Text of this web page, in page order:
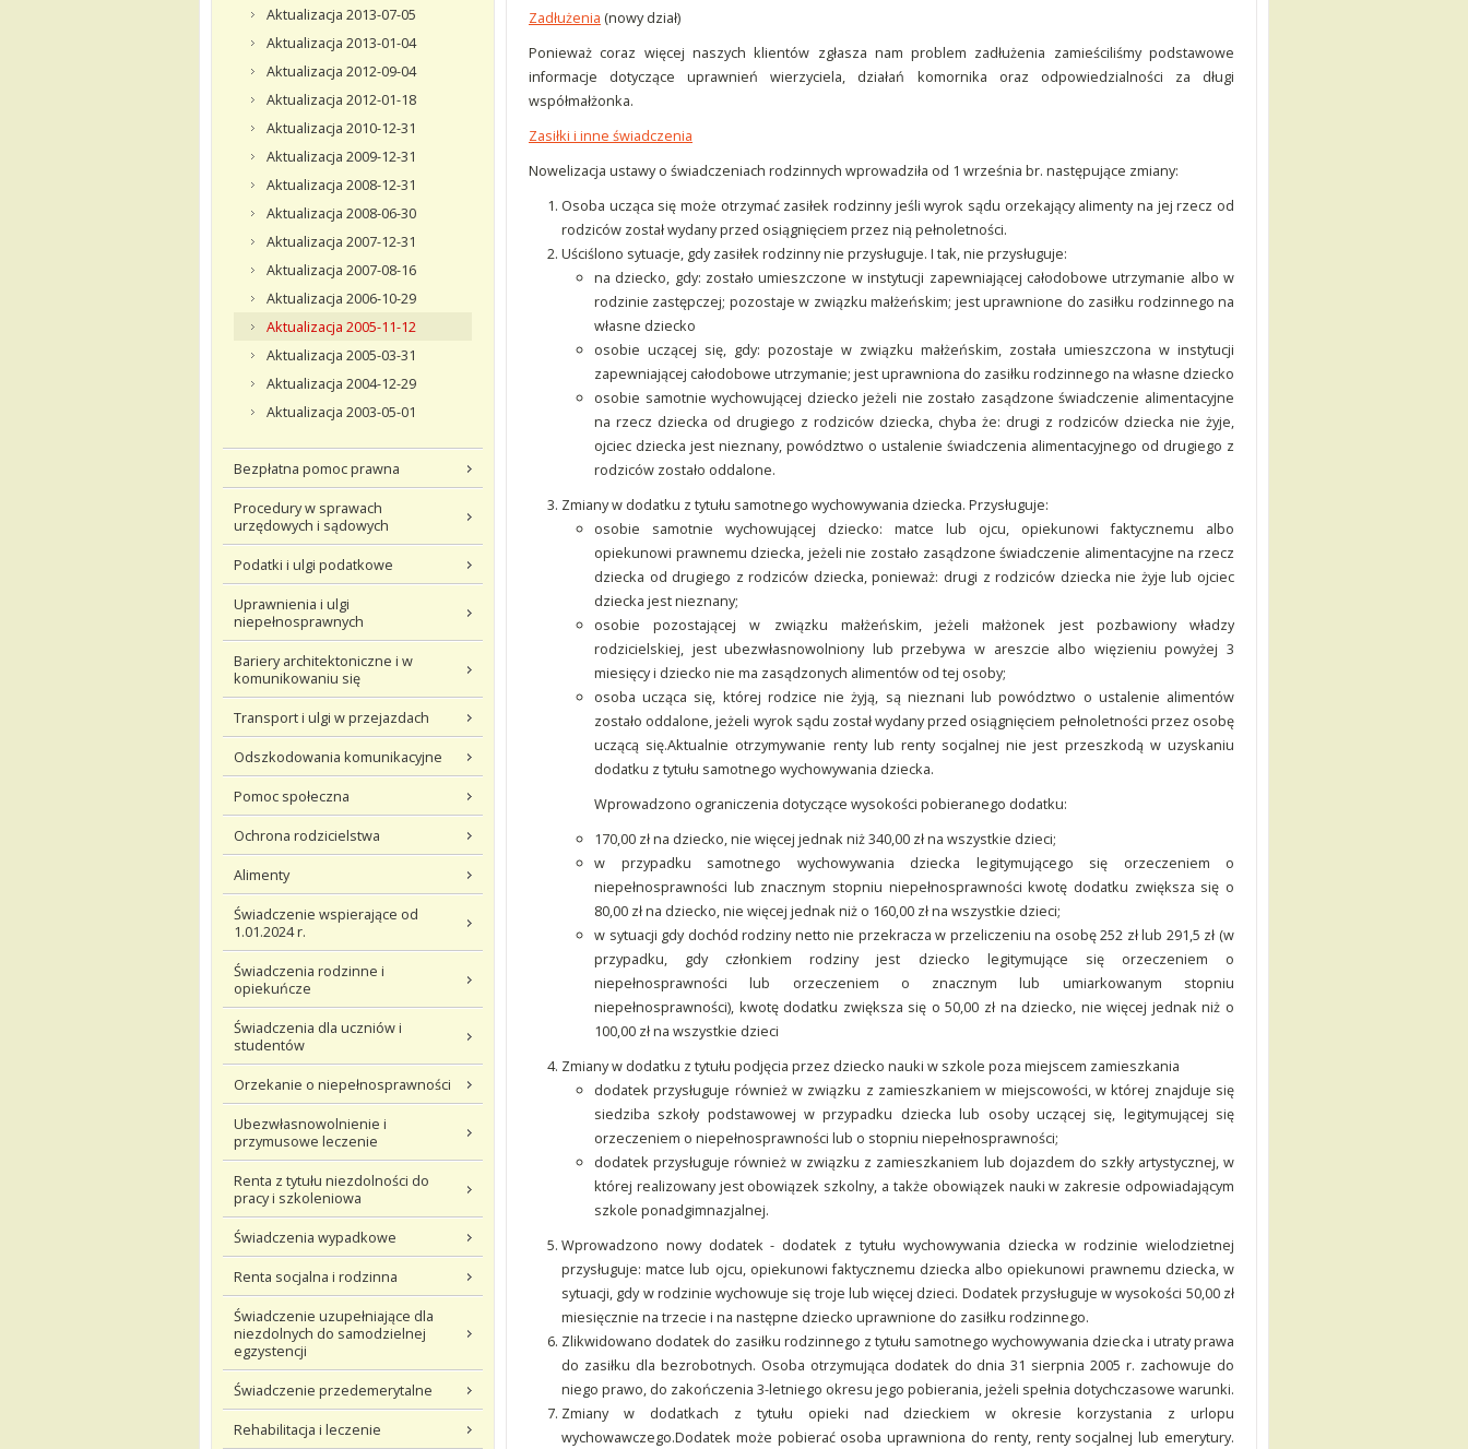
Aktualizacja 2013-07-05
Aktualizacja 2013-01-04
Aktualizacja 2012-09-04
Aktualizacja 2012-01-18
Aktualizacja 2010-12-31
Aktualizacja 2009-12-31
Aktualizacja 2008-12-31
Aktualizacja 2008-06-30
Aktualizacja 2007-12-31
Aktualizacja 2007-08-16
Aktualizacja 2006-10-29
Aktualizacja 2005-11-12
Aktualizacja 2005-03-31
Aktualizacja 2004-12-29
Aktualizacja 2003-05-01
Bezpłatna pomoc prawna
Procedury w sprawach
urzędowych i sądowych
Podatki i ulgi podatkowe
Uprawnienia i ulgi
niepełnosprawnych
Bariery architektoniczne i w
komunikowaniu się
Transport i ulgi w przejazdach
Odszkodowania komunikacyjne
Pomoc społeczna
Ochrona rodzicielstwa
Alimenty
Świadczenie wspierające od
1.01.2024 r.
Świadczenia rodzinne i
opiekuńcze
Świadczenia dla uczniów i
studentów
Orzekanie o niepełnosprawności
Ubezwłasnowolnienie i
przymusowe leczenie
Renta z tytułu niezdolności do
pracy i szkoleniowa
Świadczenia wypadkowe
Renta socjalna i rodzinna
Świadczenie uzupełniające dla
niezdolnych do samodzielnej
egzystencji
Świadczenie przedemerytalne
Rehabilitacja i leczenie
Zadłużenia (nowy dział)
Ponieważ coraz więcej naszych klientów zgłasza nam problem zadłużenia zamieściliśmy podstawowe
informacje dotyczące uprawnień wierzyciela, działań komornika oraz odpowiedzialności za długi
współmałżonka.
Zasiłki i inne świadczenia
Nowelizacja ustawy o świadczeniach rodzinnych wprowadziła od 1 września br. następujące zmiany:
Osoba ucząca się może otrzymać zasiłek rodzinny jeśli wyrok sądu orzekający alimenty na jej rzecz od
rodziców został wydany przed osiągnięciem przez nią pełnoletności.
Uściślono sytuacje, gdy zasiłek rodzinny nie przysługuje. I tak, nie przysługuje:
na dziecko, gdy: zostało umieszczone w instytucji zapewniającej całodobowe utrzymanie albo w
rodzinie zastępczej; pozostaje w związku małżeńskim; jest uprawnione do zasiłku rodzinnego na
własne dziecko
osobie uczącej się, gdy: pozostaje w związku małżeńskim, została umieszczona w instytucji
zapewniającej całodobowe utrzymanie; jest uprawniona do zasiłku rodzinnego na własne dziecko
osobie samotnie wychowującej dziecko jeżeli nie zostało zasądzone świadczenie alimentacyjne
na rzecz dziecka od drugiego z rodziców dziecka, chyba że: drugi z rodziców dziecka nie żyje,
ojciec dziecka jest nieznany, powództwo o ustalenie świadczenia alimentacyjnego od drugiego z
rodziców zostało oddalone.
Zmiany w dodatku z tytułu samotnego wychowywania dziecka. Przysługuje:
osobie samotnie wychowującej dziecko: matce lub ojcu, opiekunowi faktycznemu albo
opiekunowi prawnemu dziecka, jeżeli nie zostało zasądzone świadczenie alimentacyjne na rzecz
dziecka od drugiego z rodziców dziecka, ponieważ: drugi z rodziców dziecka nie żyje lub ojciec
dziecka jest nieznany;
osobie pozostającej w związku małżeńskim, jeżeli małżonek jest pozbawiony władzy
rodzicielskiej, jest ubezwłasnowolniony lub przebywa w areszcie albo więzieniu powyżej 3
miesięcy i dziecko nie ma zasądzonych alimentów od tej osoby;
osoba ucząca się, której rodzice nie żyją, są nieznani lub powództwo o ustalenie alimentów
zostało oddalone, jeżeli wyrok sądu został wydany przed osiągnięciem pełnoletności przez osobę
uczącą się.Aktualnie otrzymywanie renty lub renty socjalnej nie jest przeszkodą w uzyskaniu
dodatku z tytułu samotnego wychowywania dziecka.
Wprowadzono ograniczenia dotyczące wysokości pobieranego dodatku:
170,00 zł na dziecko, nie więcej jednak niż 340,00 zł na wszystkie dzieci;
w przypadku samotnego wychowywania dziecka legitymującego się orzeczeniem o
niepełnosprawności lub znacznym stopniu niepełnosprawności kwotę dodatku zwiększa się o
80,00 zł na dziecko, nie więcej jednak niż o 160,00 zł na wszystkie dzieci;
w sytuacji gdy dochód rodziny netto nie przekracza w przeliczeniu na osobę 252 zł lub 291,5 zł (w
przypadku, gdy członkiem rodziny jest dziecko legitymujące się orzeczeniem o
niepełnosprawności lub orzeczeniem o znacznym lub umiarkowanym stopniu
niepełnosprawności), kwotę dodatku zwiększa się o 50,00 zł na dziecko, nie więcej jednak niż o
100,00 zł na wszystkie dzieci
Zmiany w dodatku z tytułu podjęcia przez dziecko nauki w szkole poza miejscem zamieszkania
dodatek przysługuje również w związku z zamieszkaniem w miejscowości, w której znajduje się
siedziba szkoły podstawowej w przypadku dziecka lub osoby uczącej się, legitymującej się
orzeczeniem o niepełnosprawności lub o stopniu niepełnosprawności;
dodatek przysługuje również w związku z zamieszkaniem lub dojazdem do szkły artystycznej, w
której realizowany jest obowiązek szkolny, a także obowiązek nauki w zakresie odpowiadającym
szkole ponadgimnazjalnej.
Wprowadzono nowy dodatek - dodatek z tytułu wychowywania dziecka w rodzinie wielodzietnej
przysługuje: matce lub ojcu, opiekunowi faktycznemu dziecka albo opiekunowi prawnemu dziecka, w
sytuacji, gdy w rodzinie wychowuje się troje lub więcej dzieci. Dodatek przysługuje w wysokości 50,00 zł
miesięcznie na trzecie i na następne dziecko uprawnione do zasiłku rodzinnego.
Zlikwidowano dodatek do zasiłku rodzinnego z tytułu samotnego wychowywania dziecka i utraty prawa
do zasiłku dla bezrobotnych. Osoba otrzymująca dodatek do dnia 31 sierpnia 2005 r. zachowuje do
niego prawo, do zakończenia 3-letniego okresu jego pobierania, jeżeli spełnia dotychczasowe warunki.
Zmiany w dodatkach z tytułu opieki nad dzieckiem w okresie korzystania z urlopu
wychowawczego.Dodatek może pobierać osoba uprawniona do renty, renty socjalnej lub emerytury.